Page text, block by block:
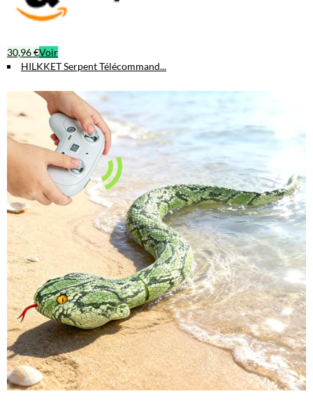
30,96 €Voir
HILKKET Serpent Télécommand...